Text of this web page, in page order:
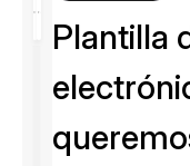
Plantilla